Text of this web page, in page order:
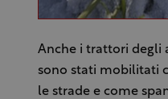
Anche i trattori degli
sono stati mobilitati
le strade e come